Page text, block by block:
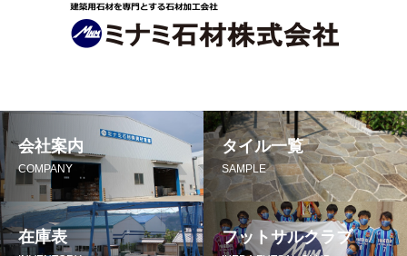
会社案内
COMPANY
タイル一覧
SAMPLE
在庫表 フットサルクラブ